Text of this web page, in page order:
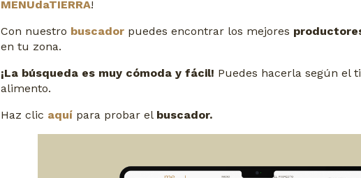
MENUdaTIERRA!
Con nuestro buscadorpuedes encontrar los mejores
en tu zona.
¡La búsqueda es muy cómoda y fácil! Puedes hacerla según el
alimento.
Haz clic aquípara probar el buscador.